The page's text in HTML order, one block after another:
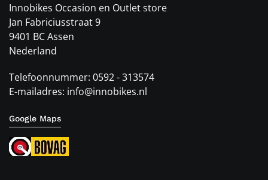
Innobikes Occasion en Outlet store
Jan Fabriciusstraat 9
9401 BC Assen
Nederland
Telefoonnummer: 0592 - 313574
E-mailadres: info@innobikes.nl
Google Maps